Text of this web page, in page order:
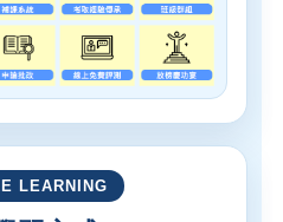
LEARNING